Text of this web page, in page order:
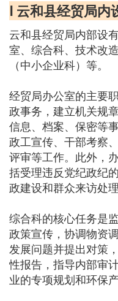
Ⅰ 云和县经贸局内
云和县经贸局内部设
室、综合科、技术改
（中小企业科）等。
经贸局办公室的主要
政事务，建立机关规
信息、档案、保密等
政工宣传、干部考察
评审等工作。此外，
括受理违反党纪政纪
政建设和群众来访处理
综合科的核心任务是
政策宣传，协调物资
发展问题并提出对策
性报告，指导内部审
业的专项规划和环保